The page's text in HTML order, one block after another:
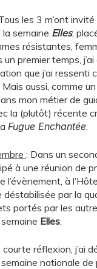
les 3 m’ont
semaine Elles,
résistantes,
un premier temps,
que j’ai ressenti
aussi, comme un
mon métier de
la (plutôt) récente
Fugue Enchantée.
: Dans un
à une réunion de
l’évènement, à
déstabilisée par la
portés par les
Elles.
réflexion, j’ai
nationale de